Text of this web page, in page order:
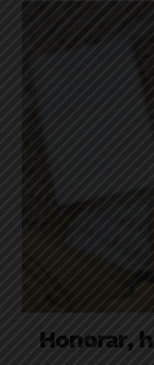
Honorar,